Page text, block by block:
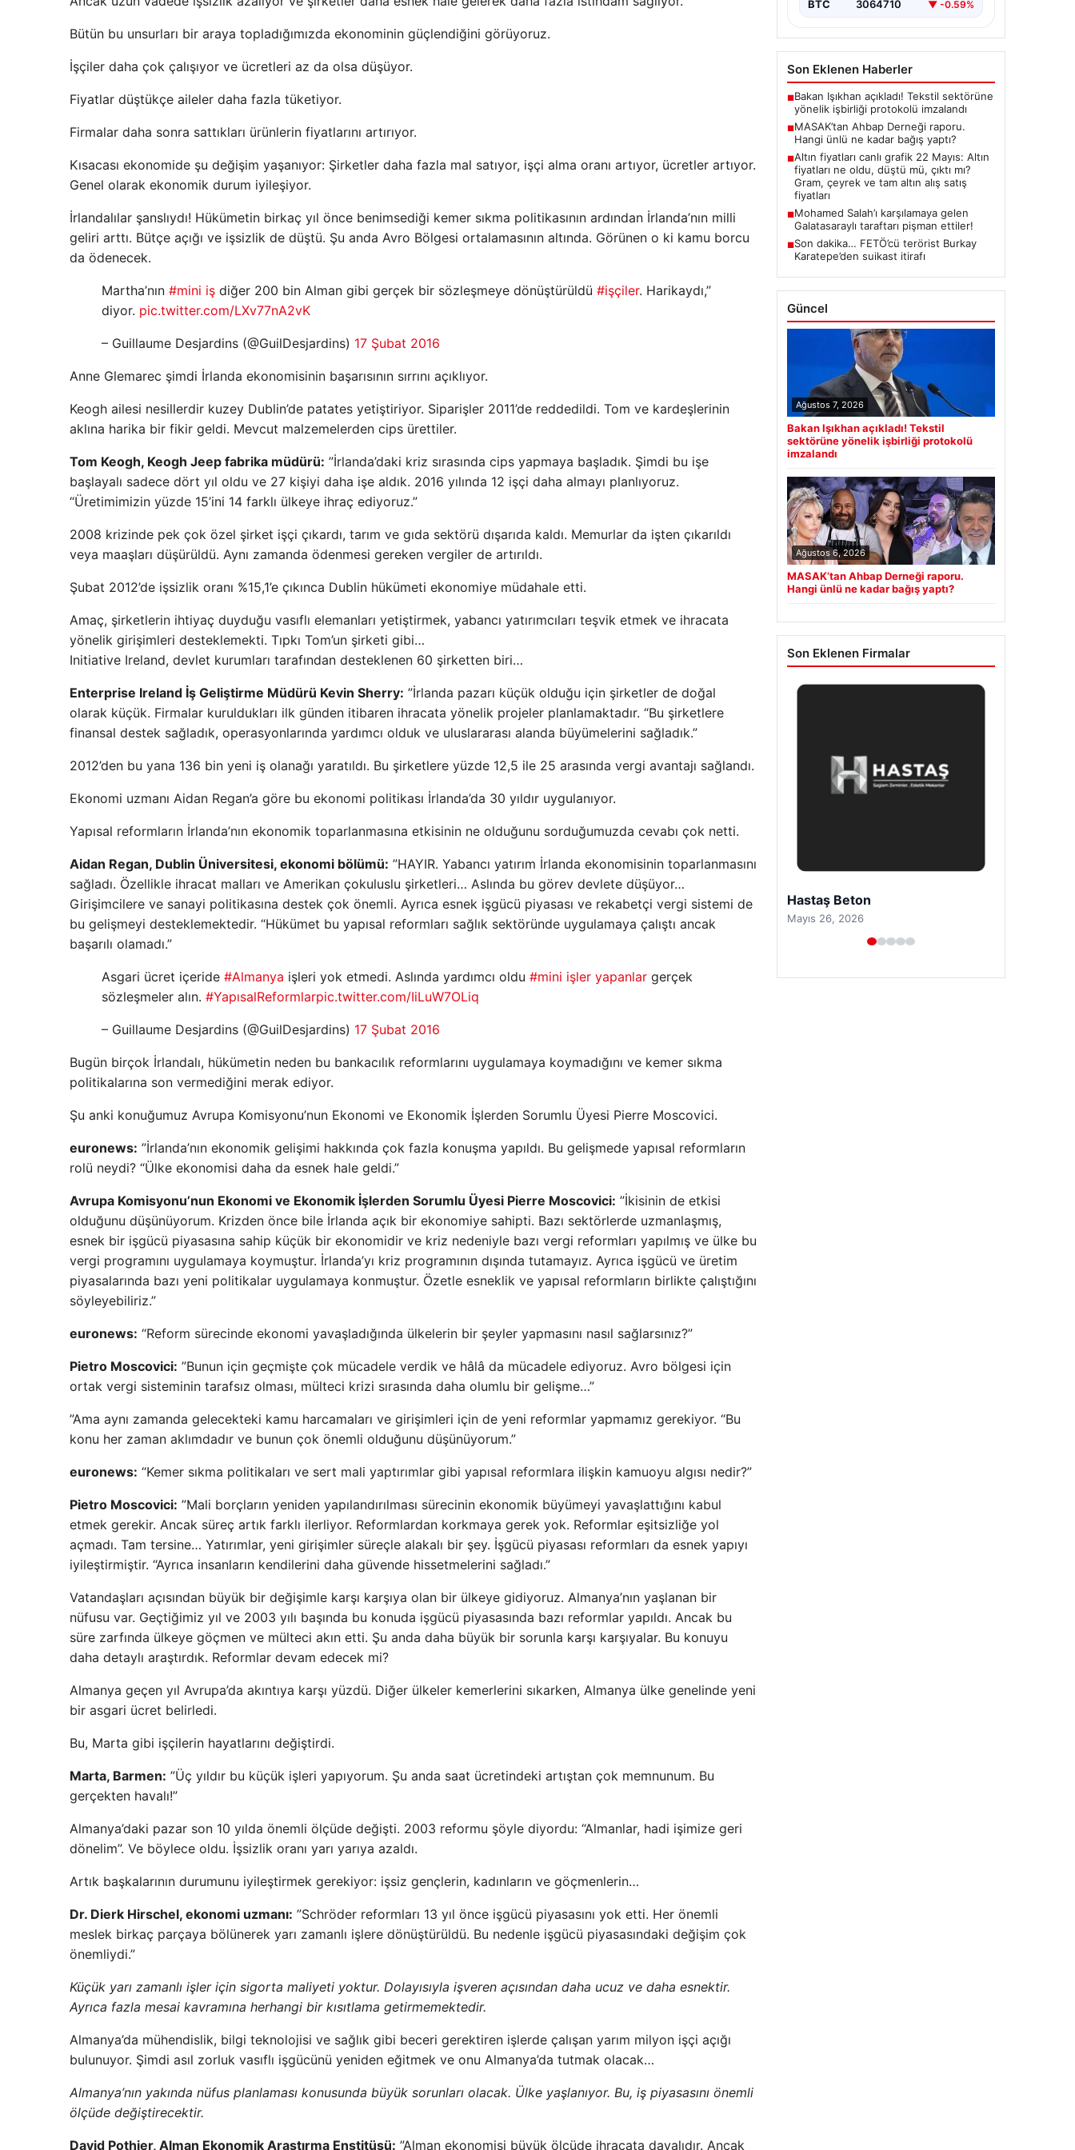
Bütün bu unsurları bir araya topladığımızda ekonominin güçlendiğini görüyoruz.
İşçiler daha çok çalışıyor ve ücretleri az da olsa düşüyor.
Fiyatlar düştükçe aileler daha fazla tüketiyor.
Firmalar daha sonra sattıkları ürünlerin fiyatlarını artırıyor.
Kısacası ekonomide şu değişim yaşanıyor: Şirketler daha fazla mal satıyor, işçi alma oranı artıyor, ücretler artıyor.
Genel olarak ekonomik durum iyileşiyor.
İrlandalılar şanslıydı! Hükümetin birkaç yıl önce benimsediği kemer sıkma politikasının ardından İrlanda’nın milli
geliri arttı. Bütçe açığı ve işsizlik de düştü. Şu anda Avro Bölgesi ortalamasının altında. Görünen o ki kamu borcu
da ödenecek.
Martha’nın #mini iş diğer 200 bin Alman gibi gerçek bir sözleşmeye dönüştürüldü #işçiler. Harikaydı,”
diyor. pic.twitter.com/LXv77nA2vK
– Guillaume Desjardins (@GuilDesjardins) 17 Şubat 2016
Anne Glemarec şimdi İrlanda ekonomisinin başarısının sırrını açıklıyor.
Keogh ailesi nesillerdir kuzey Dublin’de patates yetiştiriyor. Siparişler 2011’de reddedildi. Tom ve kardeşlerinin
aklına harika bir fikir geldi. Mevcut malzemelerden cips ürettiler.
Tom Keogh, Keogh Jeep fabrika müdürü: ”İrlanda’daki kriz sırasında cips yapmaya başladık. Şimdi bu işe
başlayalı sadece dört yıl oldu ve 27 kişiyi daha işe aldık. 2016 yılında 12 işçi daha almayı planlıyoruz.
“Üretimimizin yüzde 15’ini 14 farklı ülkeye ihraç ediyoruz.”
2008 krizinde pek çok özel şirket işçi çıkardı, tarım ve gıda sektörü dışarıda kaldı. Memurlar da işten çıkarıldı
veya maaşları düşürüldü. Aynı zamanda ödenmesi gereken vergiler de artırıldı.
Şubat 2012’de işsizlik oranı %15,1’e çıkınca Dublin hükümeti ekonomiye müdahale etti.
Amaç, şirketlerin ihtiyaç duyduğu vasıflı elemanları yetiştirmek, yabancı yatırımcıları teşvik etmek ve ihracata
yönelik girişimleri desteklemekti. Tıpkı Tom’un şirketi gibi…
Initiative Ireland, devlet kurumları tarafından desteklenen 60 şirketten biri…
Enterprise Ireland İş Geliştirme Müdürü Kevin Sherry: ”İrlanda pazarı küçük olduğu için şirketler de doğal
olarak küçük. Firmalar kuruldukları ilk günden itibaren ihracata yönelik projeler planlamaktadır. “Bu şirketlere
finansal destek sağladık, operasyonlarında yardımcı olduk ve uluslararası alanda büyümelerini sağladık.”
2012’den bu yana 136 bin yeni iş olanağı yaratıldı. Bu şirketlere yüzde 12,5 ile 25 arasında vergi avantajı sağlandı.
Ekonomi uzmanı Aidan Regan’a göre bu ekonomi politikası İrlanda’da 30 yıldır uygulanıyor.
Yapısal reformların İrlanda’nın ekonomik toparlanmasına etkisinin ne olduğunu sorduğumuzda cevabı çok netti.
Aidan Regan, Dublin Üniversitesi, ekonomi bölümü: ”HAYIR. Yabancı yatırım İrlanda ekonomisinin toparlanmasını
sağladı. Özellikle ihracat malları ve Amerikan çokuluslu şirketleri… Aslında bu görev devlete düşüyor…
Girişimcilere ve sanayi politikasına destek çok önemli. Ayrıca esnek işgücü piyasası ve rekabetçi vergi sistemi de
bu gelişmeyi desteklemektedir. “Hükümet bu yapısal reformları sağlık sektöründe uygulamaya çalıştı ancak
başarılı olamadı.”
Asgari ücret içeride #Almanya işleri yok etmedi. Aslında yardımcı oldu #mini işler yapanlar gerçek
sözleşmeler alın. #YapısalReformlarpic.twitter.com/IiLuW7OLiq
– Guillaume Desjardins (@GuilDesjardins) 17 Şubat 2016
Bugün birçok İrlandalı, hükümetin neden bu bankacılık reformlarını uygulamaya koymadığını ve kemer sıkma
politikalarına son vermediğini merak ediyor.
Şu anki konuğumuz Avrupa Komisyonu’nun Ekonomi ve Ekonomik İşlerden Sorumlu Üyesi Pierre Moscovici.
euronews: ”İrlanda’nın ekonomik gelişimi hakkında çok fazla konuşma yapıldı. Bu gelişmede yapısal reformların
rolü neydi? “Ülke ekonomisi daha da esnek hale geldi.”
Avrupa Komisyonu’nun Ekonomi ve Ekonomik İşlerden Sorumlu Üyesi Pierre Moscovici: ”İkisinin de etkisi
olduğunu düşünüyorum. Krizden önce bile İrlanda açık bir ekonomiye sahipti. Bazı sektörlerde uzmanlaşmış,
esnek bir işgücü piyasasına sahip küçük bir ekonomidir ve kriz nedeniyle bazı vergi reformları yapılmış ve ülke bu
vergi programını uygulamaya koymuştur. İrlanda’yı kriz programının dışında tutamayız. Ayrıca işgücü ve üretim
piyasalarında bazı yeni politikalar uygulamaya konmuştur. Özetle esneklik ve yapısal reformların birlikte çalıştığını
söyleyebiliriz.”
euronews: “Reform sürecinde ekonomi yavaşladığında ülkelerin bir şeyler yapmasını nasıl sağlarsınız?”
Pietro Moscovici: ”Bunun için geçmişte çok mücadele verdik ve hâlâ da mücadele ediyoruz. Avro bölgesi için
ortak vergi sisteminin tarafsız olması, mülteci krizi sırasında daha olumlu bir gelişme…”
”Ama aynı zamanda gelecekteki kamu harcamaları ve girişimleri için de yeni reformlar yapmamız gerekiyor. “Bu
konu her zaman aklımdadır ve bunun çok önemli olduğunu düşünüyorum.”
euronews: “Kemer sıkma politikaları ve sert mali yaptırımlar gibi yapısal reformlara ilişkin kamuoyu algısı nedir?”
Pietro Moscovici: ”Mali borçların yeniden yapılandırılması sürecinin ekonomik büyümeyi yavaşlattığını kabul
etmek gerekir. Ancak süreç artık farklı ilerliyor. Reformlardan korkmaya gerek yok. Reformlar eşitsizliğe yol
açmadı. Tam tersine… Yatırımlar, yeni girişimler süreçle alakalı bir şey. İşgücü piyasası reformları da esnek yapıyı
iyileştirmiştir. “Ayrıca insanların kendilerini daha güvende hissetmelerini sağladı.”
Vatandaşları açısından büyük bir değişimle karşı karşıya olan bir ülkeye gidiyoruz. Almanya’nın yaşlanan bir
nüfusu var. Geçtiğimiz yıl ve 2003 yılı başında bu konuda işgücü piyasasında bazı reformlar yapıldı. Ancak bu
süre zarfında ülkeye göçmen ve mülteci akın etti. Şu anda daha büyük bir sorunla karşı karşıyalar. Bu konuyu
daha detaylı araştırdık. Reformlar devam edecek mi?
Almanya geçen yıl Avrupa’da akıntıya karşı yüzdü. Diğer ülkeler kemerlerini sıkarken, Almanya ülke genelinde yeni
bir asgari ücret belirledi.
Bu, Marta gibi işçilerin hayatlarını değiştirdi.
Marta, Barmen: ”Üç yıldır bu küçük işleri yapıyorum. Şu anda saat ücretindeki artıştan çok memnunum. Bu
gerçekten havalı!”
Almanya’daki pazar son 10 yılda önemli ölçüde değişti. 2003 reformu şöyle diyordu: “Almanlar, hadi işimize geri
dönelim”. Ve böylece oldu. İşsizlik oranı yarı yarıya azaldı.
Artık başkalarının durumunu iyileştirmek gerekiyor: işsiz gençlerin, kadınların ve göçmenlerin…
Dr. Dierk Hirschel, ekonomi uzmanı: ”Schröder reformları 13 yıl önce işgücü piyasasını yok etti. Her önemli
meslek birkaç parçaya bölünerek yarı zamanlı işlere dönüştürüldü. Bu nedenle işgücü piyasasındaki değişim çok
önemliydi.”
Küçük yarı zamanlı işler için sigorta maliyeti yoktur. Dolayısıyla işveren açısından daha ucuz ve daha esnektir.
Ayrıca fazla mesai kavramına herhangi bir kısıtlama getirmemektedir.
Almanya’da mühendislik, bilgi teknolojisi ve sağlık gibi beceri gerektiren işlerde çalışan yarım milyon işçi açığı
bulunuyor. Şimdi asıl zorluk vasıflı işgücünü yeniden eğitmek ve onu Almanya’da tutmak olacak…
Almanya’nın yakında nüfus planlaması konusunda büyük sorunları olacak. Ülke yaşlanıyor. Bu, iş piyasasını önemli
ölçüde değiştirecektir.
David Pothier, Alman Ekonomik Araştırma Enstitüsü: ”Alman ekonomisi büyük ölçüde ihracata dayalıdır. Ancak
BTC 3064710 ▼ -0.59%
Son Eklenen Haberler
■Bakan Işıkhan açıkladı! Tekstil sektörüne
yönelik işbirliği protokolü imzalandı
■MASAK’tan Ahbap Derneği raporu.
Hangi ünlü ne kadar bağış yaptı?
■Altın fiyatları canlı grafik 22 Mayıs: Altın
fiyatları ne oldu, düştü mü, çıktı mı?
Gram, çeyrek ve tam altın alış satış
fiyatları
■Mohamed Salah’ı karşılamaya gelen
Galatasaraylı taraftarı pişman ettiler!
■Son dakika… FETÖ’cü terörist Burkay
Karatepe’den suikast itirafı
Güncel
Ağustos 7, 2026
Bakan Işıkhan açıkladı! Tekstil
sektörüne yönelik işbirliği protokolü
imzalandı
Ağustos 6, 2026
MASAK’tan Ahbap Derneği raporu.
Hangi ünlü ne kadar bağış yaptı?
Son Eklenen Firmalar
Prenses Night Club
Nisan 29, 2026